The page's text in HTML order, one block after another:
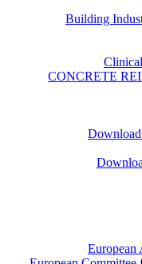
Building
CONCRETE
Download
European